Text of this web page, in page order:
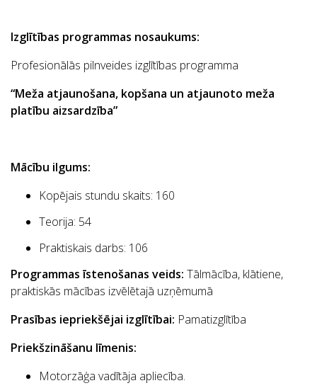
Izglītības programmas nosaukums:
Profesionālās pilnveides izglītības programma
“Meža atjaunošana, kopšana un atjaunoto meža
platību aizsardzība”
Mācību ilgums:
Kopējais stundu skaits: 160
Teorija: 54
Praktiskais darbs: 106
Programmas īstenošanas veids: Tālmācība, klātiene,
praktiskās mācības izvēlētajā uzņēmumā
Prasības iepriekšējai izglītībai: Pamatizglītība
Priekšzināšanu līmenis:
Motorzāģa vadītāja apliecība.